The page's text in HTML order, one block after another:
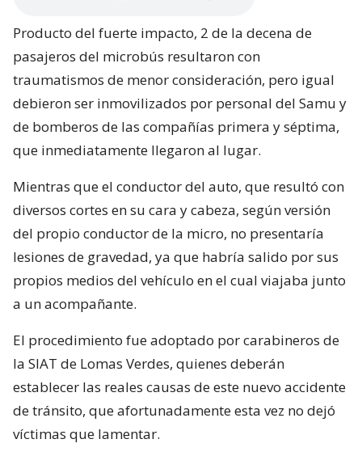
Producto del fuerte impacto, 2 de la decena de
pasajeros del microbús resultaron con
traumatismos de menor consideración, pero igual
debieron ser inmovilizados por personal del Samu y
de bomberos de las compañías primera y séptima,
que inmediatamente llegaron al lugar.
Mientras que el conductor del auto, que resultó con
diversos cortes en su cara y cabeza, según versión
del propio conductor de la micro, no presentaría
lesiones de gravedad, ya que habría salido por sus
propios medios del vehículo en el cual viajaba junto
a un acompañante.
El procedimiento fue adoptado por carabineros de
la SIAT de Lomas Verdes, quienes deberán
establecer las reales causas de este nuevo accidente
de tránsito, que afortunadamente esta vez no dejó
víctimas que lamentar.